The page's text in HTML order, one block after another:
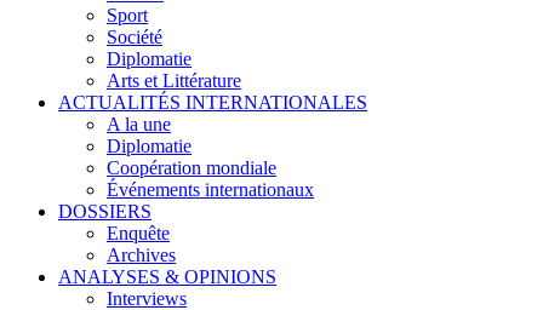
Sport
Société
Diplomatie
Arts et Littérature
ACTUALITÉS INTERNATIONALES
A la une
Diplomatie
Coopération mondiale
Événements internationaux
DOSSIERS
Enquête
Archives
ANALYSES & OPINIONS
Interviews